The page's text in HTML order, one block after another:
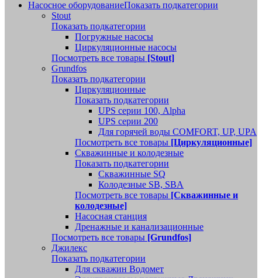
Насосное оборудованиеПоказать подкатегории
Stout
Показать подкатегории
Погружные насосы
Циркуляционные насосы
Посмотреть все товары [Stout]
Grundfos
Показать подкатегории
Циркуляционные
Показать подкатегории
UPS серии 100, Alpha
UPS серии 200
Для горячей воды COMFORT, UP, UPA
Посмотреть все товары [Циркуляционные]
Скважинные и колодезные
Показать подкатегории
Скважинные SQ
Колодезные SB, SBA
Посмотреть все товары [Скважинные и
колодезные]
Насосная станция
Дренажные и канализационные
Посмотреть все товары [Grundfos]
Джилекс
Показать подкатегории
Для скважин Водомет